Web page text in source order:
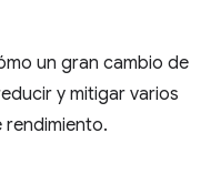
un gran cambio de
y mitigar varios